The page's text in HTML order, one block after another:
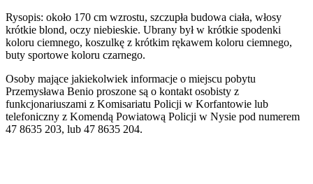
Rysopis: około 170 cm wzrostu, szczupła budowa ciała, włosy
krótkie blond, oczy niebieskie. Ubrany był w krótkie spodenki
koloru ciemnego, koszulkę z krótkim rękawem koloru ciemnego,
buty sportowe koloru czarnego.
Osoby mające jakiekolwiek informacje o miejscu pobytu
Przemysława Benio proszone są o kontakt osobisty z
funkcjonariuszami z Komisariatu Policji w Korfantowie lub
telefoniczny z Komendą Powiatową Policji w Nysie pod numerem
47 8635 203, lub 47 8635 204.